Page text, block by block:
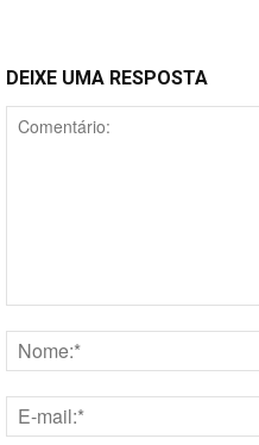
DEIXE UMA RESPOSTA